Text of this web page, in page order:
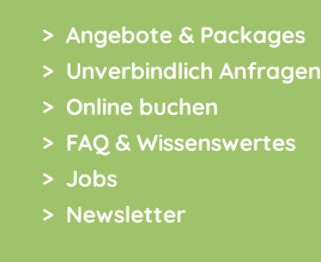
Angebote & Packages
Unverbindlich Anfragen
Online buchen
FAQ & Wissenswertes
Jobs
Newsletter